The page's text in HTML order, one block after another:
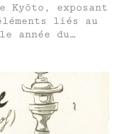
Kyōto, exposant
liés au
année du…